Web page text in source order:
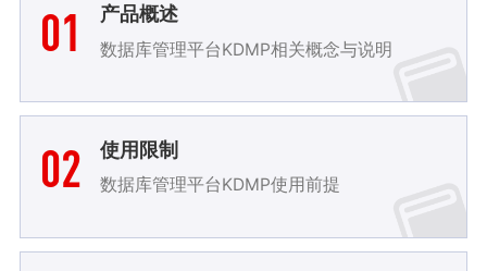
产品概述
数据库管理平台KDMP相关概念与说明
01
使用限制
数据库管理平台KDMP使用前提
02